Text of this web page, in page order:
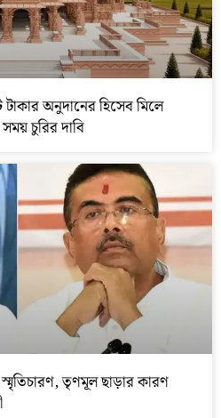
অনুদানের হিসেব মিলে
চুরির দাবি
তৃণমূল ছাড়ার কারণ